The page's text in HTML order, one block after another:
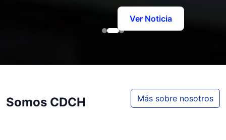
Ver Noticia
Somos CDCH Más sobre nosotros